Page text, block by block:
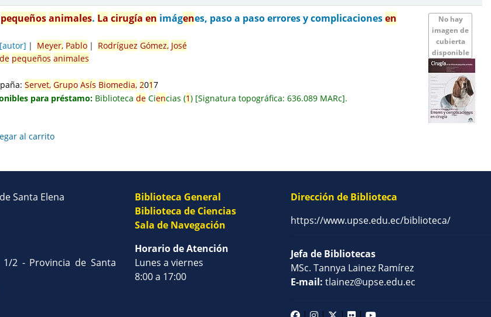
No hay
imagen de
cubierta
disponible
pequeñosanimales. La cirugía en imágenes, paso a paso errores y complicacionesen
[autor] Meyer, Pablo Rodríguez Gómez, José
de pequeños animales
Servet, Grupo Asís Biomedia, 2017
para préstamo: Biblioteca de Ciencias (1) Signatura topográfica: 636.089 MARc .
al carrito
Santa Elena
2 - Provincia de Santa
Biblioteca General
Biblioteca de Ciencias
Sala de Navegación
Horario de Atención
Lunes a viernes
8:00 a 17:00
Dirección de Biblioteca
https://www.upse.edu.ec/biblioteca/
Jefa de Bibliotecas
MSc. Tannya Lainez Ramírez
E-mail: tlainez@upse.edu.ec